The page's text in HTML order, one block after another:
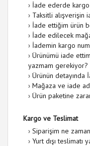
› İade ederde kargo
› Taksitli alışverişin
› İade ettiğim ürün
› İade edilecek
› İademin kargo
› Ürünümü iade
yazmam gerekiyor?
› Ürünün detayında
› Mağaza ve iade
› Ürün paketine
Kargo ve Teslimat
› Siparişim ne
› Yurt dışı teslimatı